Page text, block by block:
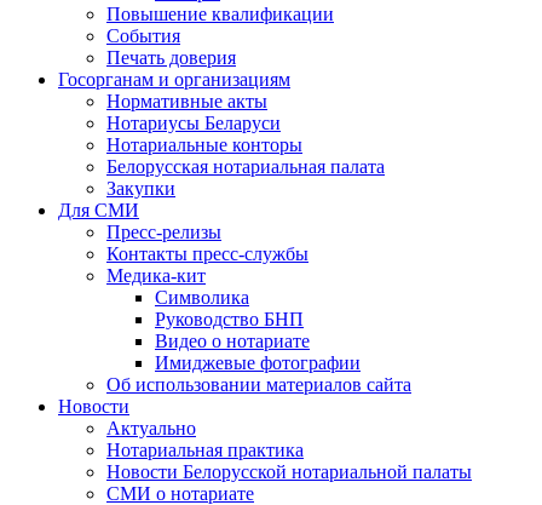
Повышение квалификации
События
Печать доверия
Госорганам и организациям
Нормативные акты
Нотариусы Беларуси
Нотариальные конторы
Белорусская нотариальная палата
Закупки
Для СМИ
Пресс-релизы
Контакты пресс-службы
Медика-кит
Символика
Руководство БНП
Видео о нотариате
Имиджевые фотографии
Об использовании материалов сайта
Новости
Актуально
Нотариальная практика
Новости Белорусской нотариальной палаты
СМИ о нотариате